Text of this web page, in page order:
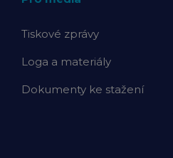
Tiskové zprávy
Loga a materiály
Dokumenty ke stažení